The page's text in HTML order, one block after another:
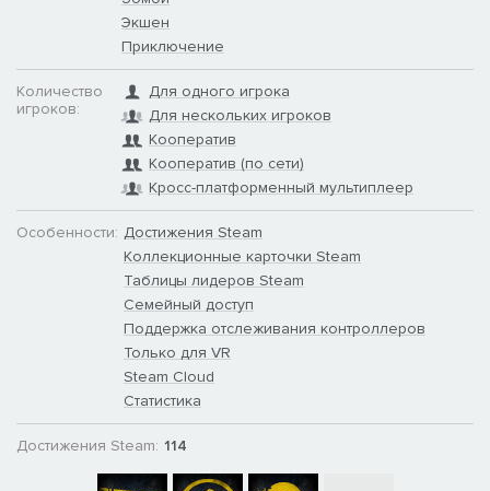
Экшен
Приключение
Количество
игроков:
Для одного игрока
Для нескольких игроков
Кооператив
Кооператив (по сети)
Кросс-платформенный мультиплеер
Особенности: Достижения Steam
Коллекционные карточки Steam
Таблицы лидеров Steam
Семейный доступ
Поддержка отслеживания контроллеров
Только для VR
Steam Cloud
Статистика
Достижения Steam: 114